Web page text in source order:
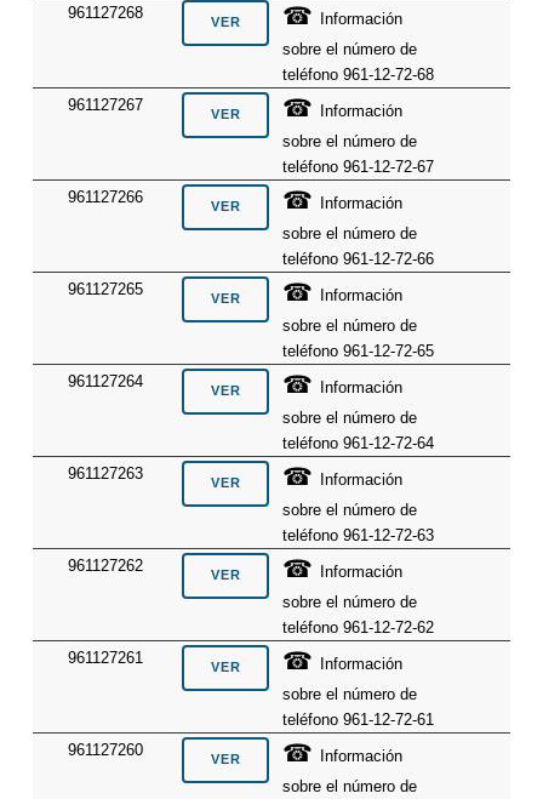
961127268
☎
Información
sobre el número de
teléfono 961-12-72-68
961127267
☎
Información
sobre el número de
teléfono 961-12-72-67
961127266
☎
Información
sobre el número de
teléfono 961-12-72-66
961127265
☎
Información
sobre el número de
teléfono 961-12-72-65
961127264
☎
Información
sobre el número de
teléfono 961-12-72-64
961127263
☎
Información
sobre el número de
teléfono 961-12-72-63
961127262
☎
Información
sobre el número de
teléfono 961-12-72-62
961127261
☎
Información
sobre el número de
teléfono 961-12-72-61
961127260
☎
Información
sobre el número de